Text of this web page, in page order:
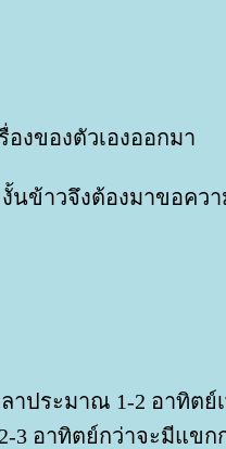
งของตัวเองออกมา
งั้นข้าวจึงต้องมาขอคว
ลาประมาณ 1-2 อาทิต
อาทิตย์กว่าจะมีแขก